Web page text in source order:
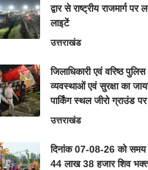
द्वार से राष्ट्रीय राजमार्ग
लाइटें
उत्तराखंड
जिलाधिकारी एवं वरिष्ठ
व्यवस्थाओं एवं सुरक्षा का
पार्किंग स्थल जीरो ग्राउंड
उत्तराखंड
दिनांक 07-08-26 को
44 लाख 38 हजार शिव